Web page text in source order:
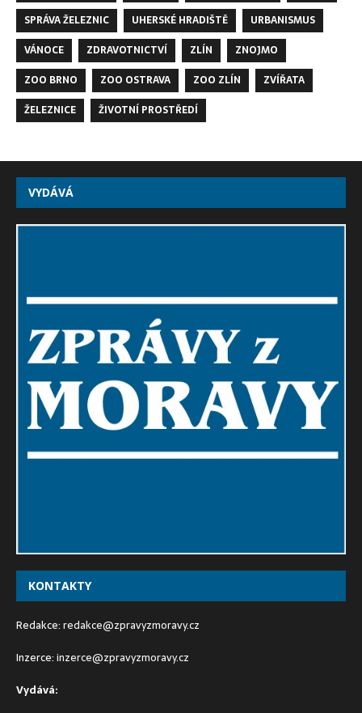
SPRÁVA ŽELEZNIC
UHERSKÉ HRADIŠTĚ
URBANISMUS
VÁNOCE
ZDRAVOTNICTVÍ ZLÍN
ZNOJMO
ZOO BRNO
ZOO OSTRAVA ZOO ZLÍN
ZVÍŘATA
ŽELEZNICE
ŽIVOTNÍ PROSTŘEDÍ
VYDÁVÁ
KONTAKTY
Redakce:redakce@zpravyzmoravy.cz
Inzerce:inzerce@zpravyzmoravy.cz
Vydává: